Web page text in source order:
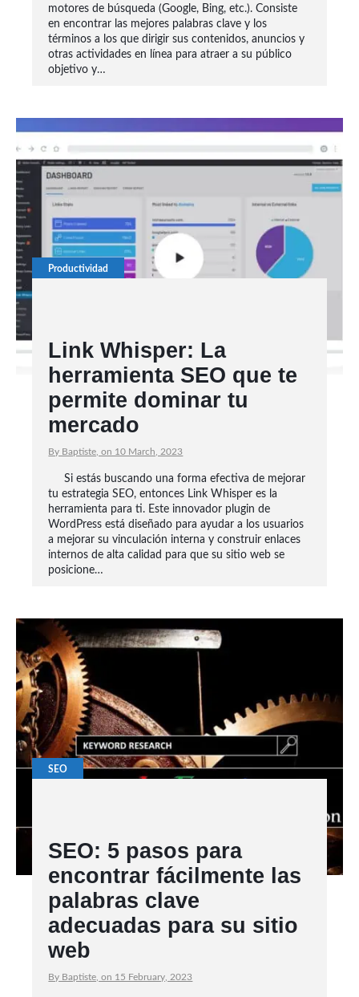
motores de búsqueda (Google, Bing, etc.). Consiste
en encontrar las mejores palabras clave y los
términos a los que dirigir sus contenidos, anuncios y
otras actividades en línea para atraer a su público
objetivo y…
Productividad
Link Whisper: La
herramienta SEO que te
permite dominar tu
mercado
By Baptiste, on 10 March, 2023
Si estás buscando una forma efectiva de mejorar
tu estrategia SEO, entonces Link Whisper es la
herramienta para ti. Este innovador plugin de
WordPress está diseñado para ayudar a los usuarios
a mejorar su vinculación interna y construir enlaces
internos de alta calidad para que su sitio web se
posicione…
SEO
SEO: 5 pasos para
encontrar fácilmente las
palabras clave
adecuadas para su sitio
web
By Baptiste, on 15 February, 2023